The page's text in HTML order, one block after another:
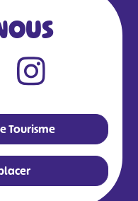
Tourisme